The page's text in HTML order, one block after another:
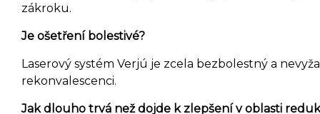
zákroku.
Je ošetření bolestivé?
Laserový systém Verjú je zcela bezbolestný a
rekonvalescenci.
Jak dlouho trvá než dojde k zlepšení v oblasti